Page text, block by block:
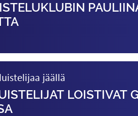
jäällä
LOISTIVAT